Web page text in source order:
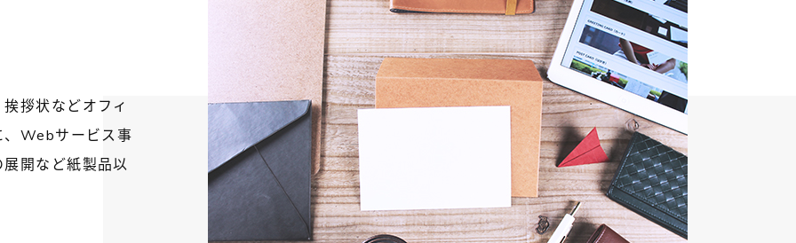
拶状などオフィ
、Webサービス事
開など紙製品以